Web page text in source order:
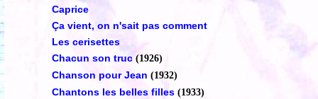
Caprice
Ça vient, on n'sait pas comment
Les cerisettes
Chacun son truc (1926)
Chanson pour Jean (1932)
Chantons les belles filles (1933)